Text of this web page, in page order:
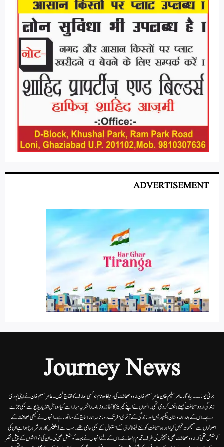
ADVERTISEMENT
Journey News
جرنی نیوز۔۔۔بیاد گار عامر سلیم خان عامر سلیم خان اردوصحافت کی دنیا کاوہ نام جو کسی تعارف کا محتاج نہیں۔عامرسلیم خان نے اپنی پوری
زندگی اردوصحافت کیلئے وقف کردی تھی۔انہوں نے اپنے کیریئر کا آغاز روزنامہ راشٹریہ سہارا سے کیا،وہ آل انڈیا ریڈیوسے بھی جڑے
رہے۔ اس کے بعد ہندوستان ایکسپریس اور زندگی کے آخری سفر تک روزنامہ ہمارا سماج کے ساتھ رہے۔ انہوں نے کبھی صحافت کے
اصولوں سے سمجھوتہ نہیں کیا، اور وہ صحافت کو نئے ٹیکنالوجی کے استعمال کے بھی حامی تھے۔ جب سے ڈیجیٹل کا دور شروع ہوا ہے ان کی
کوشش تھی کہ اردو صحافت بھی ڈیجیٹل کی طرف قدم بڑھائے۔ اس کے لئے انہوں نے بہت کوشش بھی کی۔ ان کی خواہشوں کے پیش نظر